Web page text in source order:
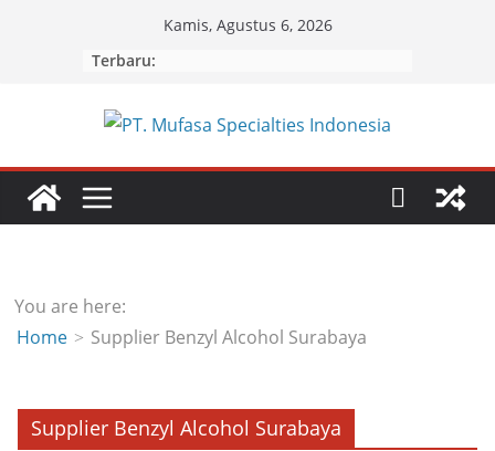
Kamis, Agustus 6, 2026
Terbaru:
You are here:
Home
Supplier Benzyl Alcohol Surabaya
Supplier Benzyl Alcohol Surabaya